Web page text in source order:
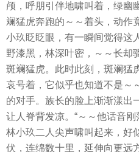
颅，呼朋引伴地啸叫着，绿幽
斓猛虎奔跑的～～着头，动作
小玖眨眨眼，有一瞬间觉得这
野漆黑，林深叶密，～～长却
斑斓猛虎。此时此刻，斑斓猛
哀号着，它似乎也知道不是～
的对手。族长的脸上渐渐漾出
让人脊背发凉。“～～他话音
林小玖二人尖声啸叫起来，好
伏，连绵数十里，延伸向更远